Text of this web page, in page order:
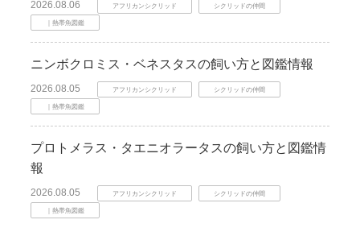
2026.08.06 アフリカンシクリッド シクリッドの仲間
｜熱帯魚図鑑
ニンボクロミス・ベネスタスの飼い方と図鑑情報
2026.08.05 アフリカンシクリッド シクリッドの仲間
｜熱帯魚図鑑
プロトメラス・タエニオラータスの飼い方と図鑑情
報
2026.08.05 アフリカンシクリッド シクリッドの仲間
｜熱帯魚図鑑